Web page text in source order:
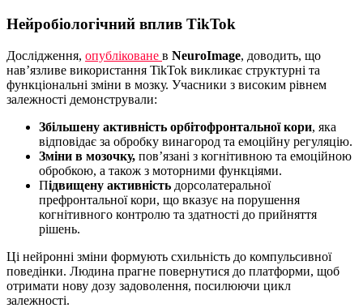
Нейробіологічний вплив TikTok
Дослідження, опубліковане в NeuroImage, доводить, що
нав’язливе використання TikTok викликає структурні та
функціональні зміни в мозку. Учасники з високим рівнем
залежності демонстрували:
Збільшену активність орбітофронтальної кори, яка
відповідає за обробку винагород та емоційну регуляцію.
Зміни в мозочку, пов’язані з когнітивною та емоційною
обробкою, а також з моторними функціями.
Підвищену активність дорсолатеральної
префронтальної кори, що вказує на порушення
когнітивного контролю та здатності до прийняття
рішень.
Ці нейронні зміни формують схильність до компульсивної
поведінки. Людина прагне повернутися до платформи, щоб
отримати нову дозу задоволення, посилюючи цикл
залежності.